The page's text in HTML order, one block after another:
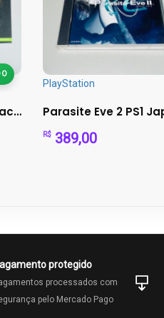
Hellblade: Senua’s Sacrifice (Xbox One) – com luva
PlayStation
R$ 389,00
protegido
processados com
pelo Mercado Pago